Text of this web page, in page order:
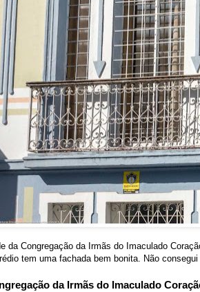
da Congregação da Irmãs do Imaculado
tem uma fachada bem bonita. Não
da Irmãs do Imaculado